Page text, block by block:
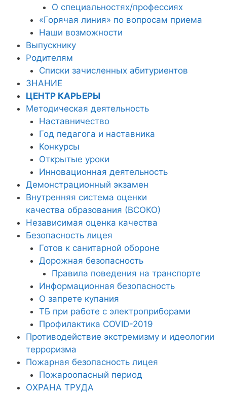
О специальностях/профессиях
«Горячая линия» по вопросам приема
Наши возможности
Выпускнику
Родителям
Списки зачисленных абитуриентов
ЗНАНИЕ
ЦЕНТР КАРЬЕРЫ
Методическая деятельность
Наставничество
Год педагога и наставника
Конкурсы
Открытые уроки
Инновационная деятельность
Демонстрационный экзамен
Внутренняя система оценки
качества образования (ВСОКО)
Независимая оценка качества
Безопасность лицея
Готов к санитарной обороне
Дорожная безопасность
Правила поведения на транспорте
Информационная безопасность
О запрете купания
ТБ при работе с электроприборами
Профилактика COVID-2019
Противодействие экстремизму и идеологии
терроризма
Пожарная безопасность лицея
Пожароопасный период
ОХРАНА ТРУДА